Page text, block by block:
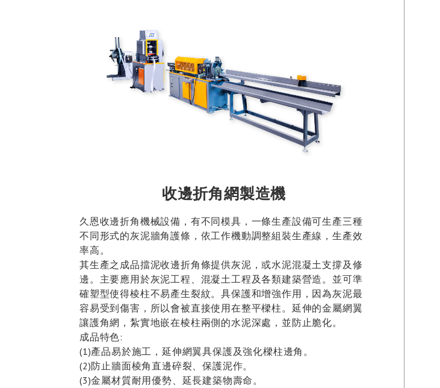
收邊折角網製造機
久恩收邊折角機械設備，有不同模具，一條生產設備可生產三種
不同形式的灰泥牆角護條，依工作機動調整組裝生產線，生產效
率高。
其生產之成品擋泥收邊折角條提供灰泥，或水泥混凝土支撐及修
邊。主要應用於灰泥工程、混凝土工程及各類建築營造。並可準
確塑型使得棱柱不易產生裂紋。具保護和增強作用，因為灰泥最
容易受到傷害，所以會被直接使用在整平樑柱。延伸的金屬網翼
讓護角網，紮實地嵌在棱柱兩側的水泥深處，並防止脆化。
成品特色:
(1)產品易於施工，延伸網翼具保護及強化樑柱邊角。
(2)防止牆面棱角直邊碎裂、保護泥作。
(3)金屬材質耐用優勢、延長建築物壽命。